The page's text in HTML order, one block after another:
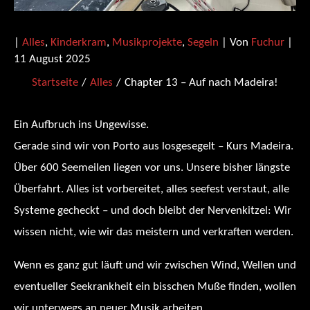
Alles, Kinderkram, Musikprojekte, Segeln | Von Fuchur
11 August 2025
Startseite
Alles Chapter 13 – Auf nach Madeira!
Ein Aufbruch ins Ungewisse.
Gerade sind wir von Porto aus losgesegelt – Kurs Madeira.
Über 600 Seemeilen liegen vor uns. Unsere bisher längste
Überfahrt. Alles ist vorbereitet, alles seefest verstaut, alle
Systeme gecheckt – und doch bleibt der Nervenkitzel: Wir
wissen nicht, wie wir das meistern und verkraften werden.
Wenn es ganz gut läuft und wir zwischen Wind, Wellen und
eventueller Seekrankheit ein bisschen Muße finden, wollen